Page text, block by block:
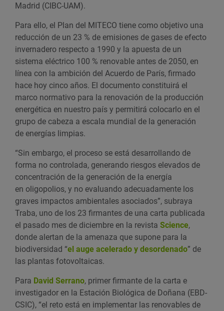
Madrid (CIBC-UAM).
Para ello, el Plan del MITECO tiene como objetivo una
reducción de un 23 % de emisiones de gases de efecto
invernadero respecto a 1990 y la apuesta de un
sistema eléctrico 100 % renovable antes de 2050, en
línea con la ambición del Acuerdo de París, firmado
hace hoy cinco años. El documento constituirá el
marco normativo para la renovación de la producción
energética en nuestro país y permitirá colocarlo en el
grupo de cabeza a escala mundial de la generación
de energías limpias.
“Sin embargo, el proceso se está desarrollando de
forma no controlada, generando riesgos elevados de
concentración de la generación de la energía
en oligopolios, y no evaluando adecuadamente los
graves impactos ambientales asociados”, subraya
Traba, uno de los 23 firmantes de una carta publicada
el pasado mes de diciembre en la revista Science,
donde alertan de la amenaza que supone para la
biodiversidad “el auge acelerado y desordenado” de
las plantas fotovoltaicas.
Para David Serrano, primer firmante de la carta e
investigador en la Estación Biológica de Doñana (EBD-
CSIC), “el reto está en implementar las renovables de